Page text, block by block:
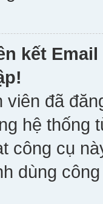
kết
viên đã
hệ thống
công cụ
dùng